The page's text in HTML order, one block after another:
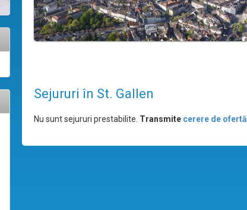
Sejururi în St. Gallen
Nu sunt sejururi prestabilite. Transmite cerere de ofertă